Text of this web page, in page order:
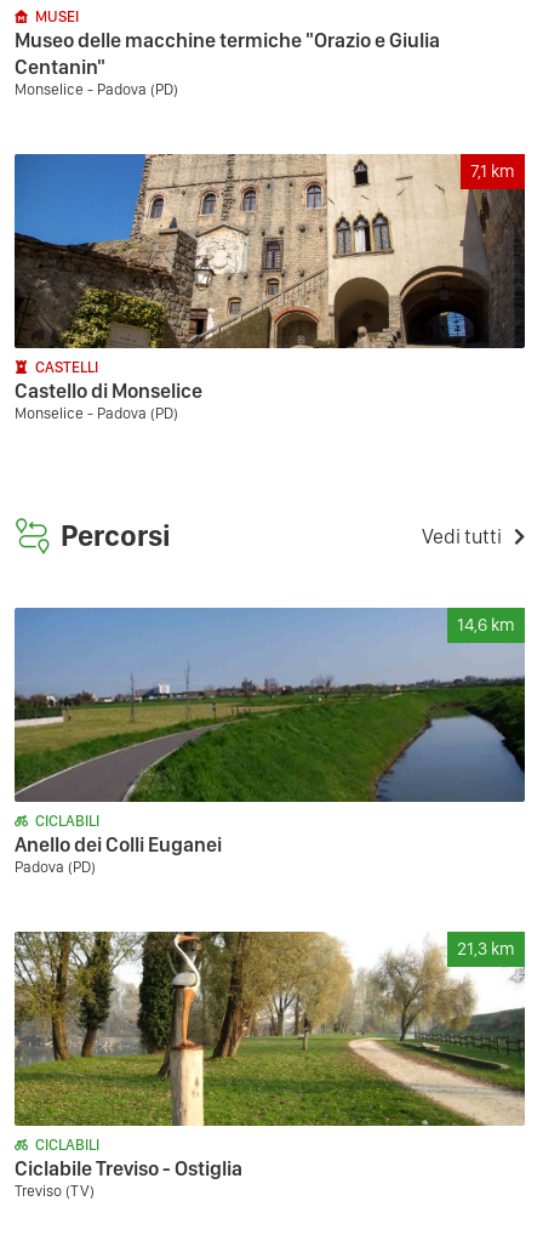
MUSEI
Museo delle macchine termiche "Orazio e Giulia
Centanin"
Monselice - Padova (PD)
7,1 km
CASTELLI
Castello di Monselice
Monselice - Padova (PD)
Percorsi Vedi tutti
14,6 km
CICLABILI
Anello dei Colli Euganei
Padova (PD)
21,3 km
CICLABILI
Ciclabile Treviso - Ostiglia
Treviso (TV)